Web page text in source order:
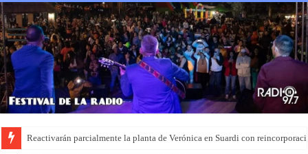
Reactivarán parcialmente la planta de Verónica en Suardi con
Zulma Lobato fue hallada en situación de calle en Entre Ríos: intentan